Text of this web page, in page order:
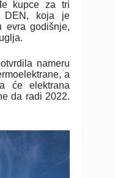
kupce za tri
DEN, koja je
evra godišnje,
nameru
a
će elektrana
da radi 2022.